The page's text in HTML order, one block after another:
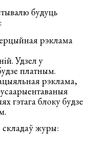
будуць
рэклама
Удзел у
платным.
рэклама,
гэтага блоку будзе
журы: